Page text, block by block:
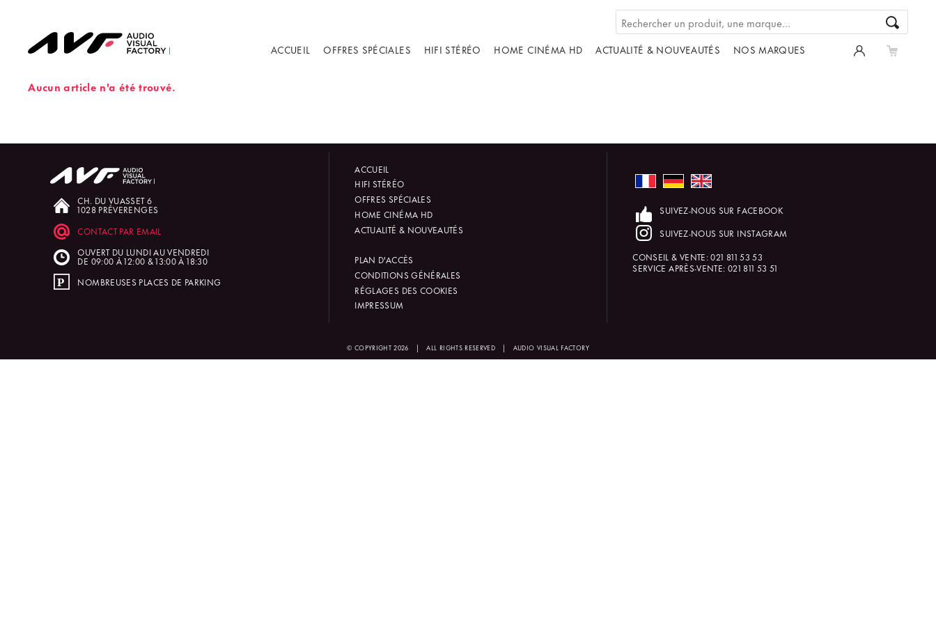
ACCUEIL OFFRES SPÉCIALES HIFI STÉRÉO HOME CINÉMA HD ACTUALITÉ & NOUVEAUTÉS NOS MARQUES
Aucun article n'a été trouvé.
CH. DU VUASSET 6
1028 PRÉVERENGES
CONTACT PAR EMAIL
OUVERT DU LUNDI AU VENDREDI
DE 09:00 À 12:00 & 13:00 À 18:30
NOMBREUSES PLACES DE PARKING
ACCUEIL
HIFI STÉRÉO
OFFRES SPÉCIALES
HOME CINÉMA HD
ACTUALITÉ & NOUVEAUTÉS
PLAN D'ACCÈS
CONDITIONS GÉNÉRALES
RÉGLAGES DES COOKIES
IMPRESSUM
SUIVEZ-NOUS SUR FACEBOOK
SUIVEZ-NOUS SUR INSTAGRAM
CONSEIL & VENTE:021 811 53 53
SERVICE APRÈS-VENTE: 021 811 53 51
© COPYRIGHT 2026 | ALL RIGHTS RESERVED | AUDIO VISUAL FACTORY